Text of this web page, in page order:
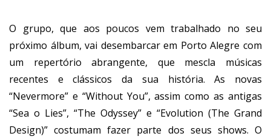
O grupo, que aos poucos vem trabalhado no seu
próximo álbum, vai desembarcar em Porto Alegre com
um repertório abrangente, que mescla músicas
recentes e clássicos da sua história. As novas
“Nevermore” e “Without You”, assim como as antigas
“Sea o Lies”, “The Odyssey” e “Evolution (The Grand
Design)” costumam fazer parte dos seus shows. O